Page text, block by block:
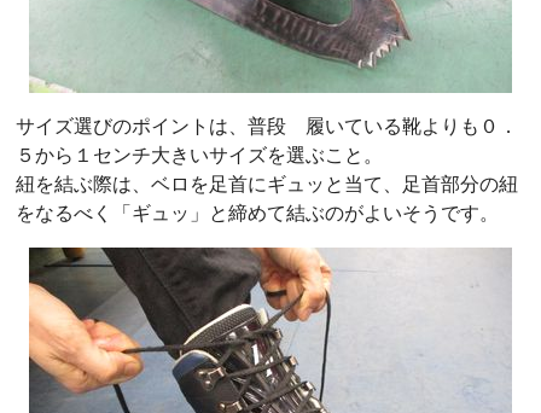
サイズ選びのポイントは、普段 履いている靴よりも０．
５から１センチ大きいサイズを選ぶこと。
紐を結ぶ際は、ベロを足首にギュッと当て、足首部分の紐
をなるべく「ギュッ」と締めて結ぶのがよいそうです。